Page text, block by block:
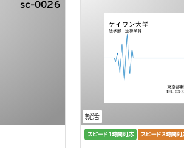
sc-0026
就活
スピード1時間対応 スピード3時間対